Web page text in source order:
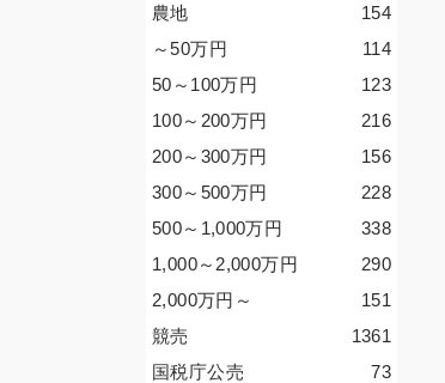
154
農地
114
～50万円
123
50～100万円
216
100～200万円
156
200～300万円
228
300～500万円
338
500～1,000万円
290
1,000～2,000万円
151
2,000万円 ～
1361
競売
73
国税庁公売